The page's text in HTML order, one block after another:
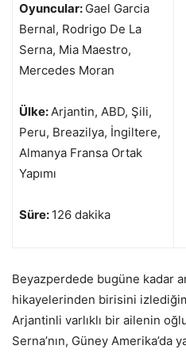
Oyuncular: Gael Garcia
Bernal, Rodrigo De La
Serna, Mia Maestro,
Mercedes Moran
Ülke:Arjantin, ABD, Şili,
Peru, Breazilya, İngiltere,
Almanya Fransa Ortak
Yapımı
Süre: 126 dakika
Beyazperdede bugüne kadar
hikayelerinden birisini
Arjantinli varlıklı bir ailenin
Serna’nın, Güney Amerika’da